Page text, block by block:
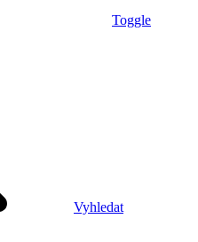
Toggle
Vyhledat